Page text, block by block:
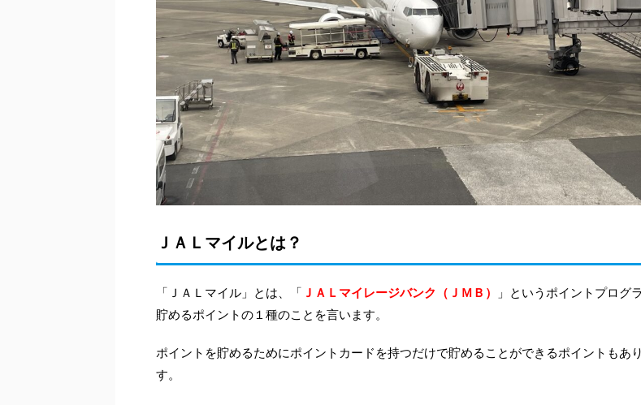
ＪＡＬマイルとは？
「ＪＡＬマイル」とは、「 ＪＡＬマイレージバンク（ＪＭＢ）
」というポイントプログ
貯めるポイントの１種のことを言います。
ポイントを貯めるためにポイントカードを持つだけで貯めることができるポイントもあ
す。